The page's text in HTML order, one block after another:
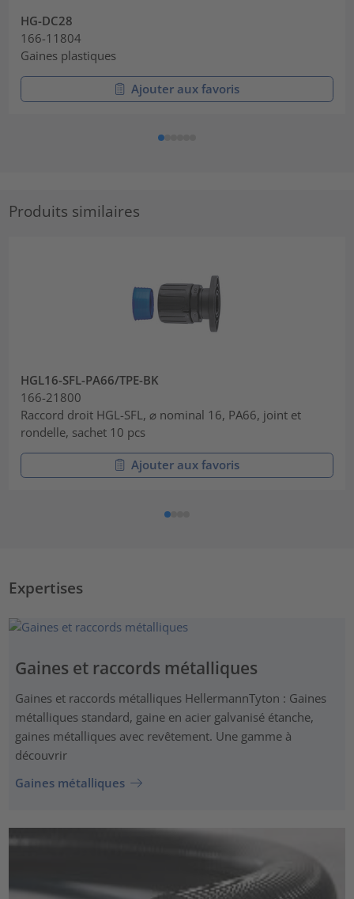
HG-DC28
166-11804
Gaines plastiques
Ajouter aux favoris
Produits similaires
HGL16-SFL-PA66/TPE-BK
166-21800
Raccord droit HGL-SFL, ⌀ nominal 16, PA66, joint et
rondelle, sachet 10 pcs
Ajouter aux favoris
Expertises
Gaines et raccords métalliques
Gaines et raccords métalliques HellermannTyton : Gaines
métalliques standard, gaine en acier galvanisé étanche,
gaines métalliques avec revêtement. Une gamme à
découvrir
Gaines métalliques